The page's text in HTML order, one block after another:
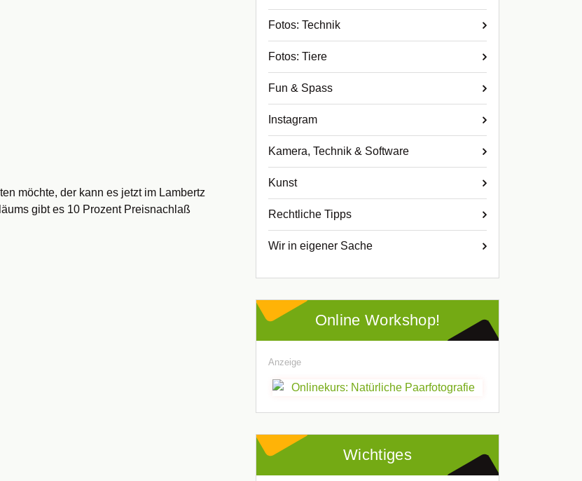
möchte, der kann es jetzt im Lambertz
gibt es 10 Prozent Preisnachlaß
Fotos: Technik
Fotos: Tiere
Fun & Spass
Instagram
Kamera, Technik & Software
Kunst
Rechtliche Tipps
Wir in eigener Sache
Online Workshop!
Anzeige
Wichtiges